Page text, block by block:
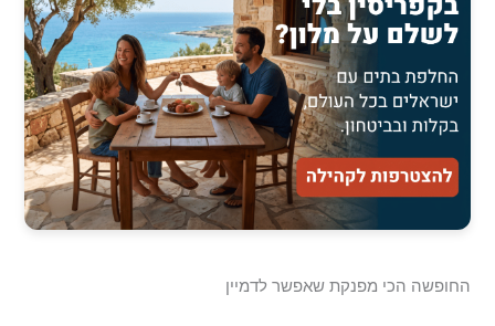
החופשה הכי מפנקת שאפשר לדמיין